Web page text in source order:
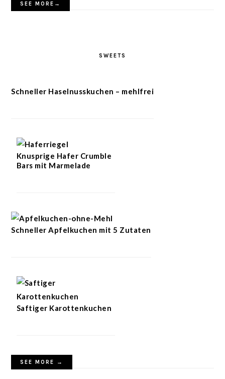
SEE MORE→
SWEETS
Schneller Haselnusskuchen – mehlfrei
Knusprige Hafer Crumble
Bars mit Marmelade
Schneller Apfelkuchen mit 5 Zutaten
Saftiger Karottenkuchen
SEE MORE →